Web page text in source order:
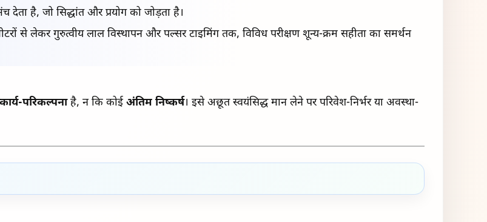
है, जो सिद्धांत और प्रयोग को जोड़ता है।
से लेकर गुरुत्वीय लाल विस्थापन और पल्सर टाइमिंग तक, विविध परीक्षण शून्य-क्रम सहीता का समर्थन
कार्य-परिकल्पनाहै, न कि कोई अंतिम निष्कर्ष। इसे अछूत स्वयंसिद्ध मान लेने पर परिवेश-निर्भर या अवस्था-